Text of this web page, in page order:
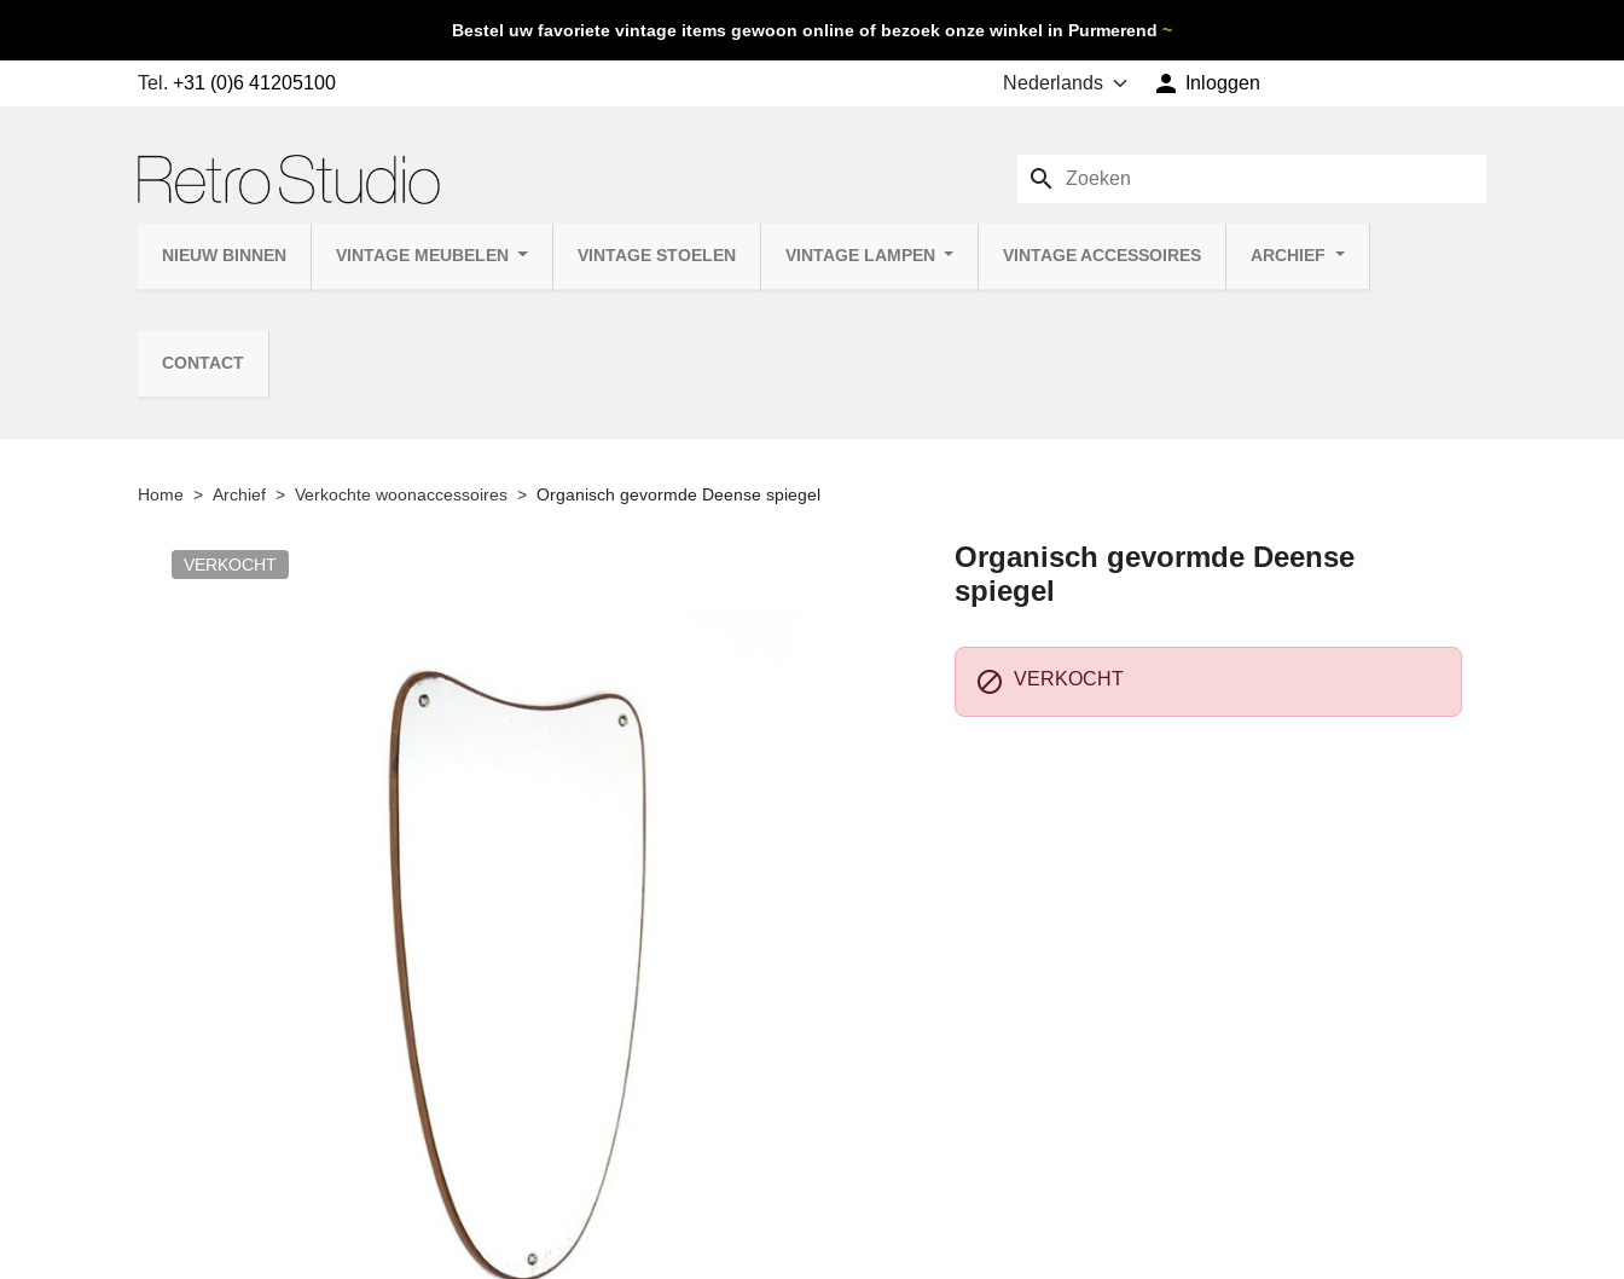
Bestel uw favoriete vintage items gewoon online of bezoek onze winkel in Purmerend ~
Tel. +31 (0)6 41205100  Inloggen
NIEUW BINNEN VINTAGE MEUBELEN VINTAGE STOELEN VINTAGE LAMPEN VINTAGE ACCESSOIRES ARCHIEF
CONTACT
search
Home Archief Verkochte woonaccessoires Organisch gevormde Deense spiegel
VERKOCHT
Organisch gevormde Deense
spiegel
 VERKOCHT